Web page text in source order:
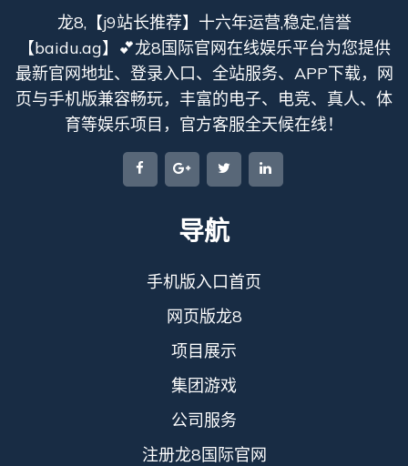
龙8,【j9站长推荐】十六年运营,稳定,信誉
【baidu.ag】💕龙8国际官网在线娱乐平台为您提供
最新官网地址、登录入口、全站服务、APP下载，网
页与手机版兼容畅玩，丰富的电子、电竞、真人、体
育等娱乐项目，官方客服全天候在线！
导航
手机版入口首页
网页版龙8
项目展示
集团游戏
公司服务
注册龙8国际官网